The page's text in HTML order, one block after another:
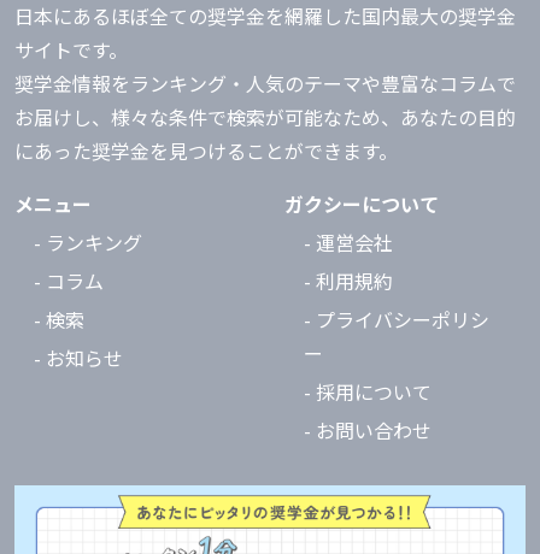
日本にあるほぼ全ての奨学金を網羅した国内最大の奨学金
サイトです。
奨学金情報をランキング・人気のテーマや豊富なコラムで
お届けし、様々な条件で検索が可能なため、あなたの目的
にあった奨学金を見つけることができます。
メニュー
- ランキング
- コラム
- 検索
- お知らせ
ガクシーについて
- 運営会社
- 利用規約
- プライバシーポリシ
ー
- 採用について
- お問い合わせ